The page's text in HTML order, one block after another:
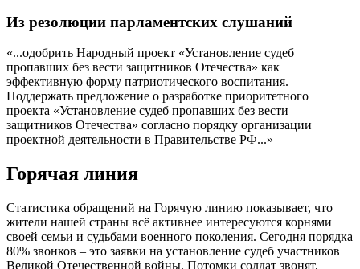
Из резолюции парламентских слушаний
«...одобрить Народный проект «Установление судеб
пропавших без вести защитников Отечества» как
эффективную форму патриотического воспитания.
Поддержать предложение о разработке приоритетного
проекта «Установление судеб пропавших без вести
защитников Отечества» согласно порядку организации
проектной деятельности в Правительстве РФ...»
Горячая линия
Статистика обращений на Горячую линию показывает, что
жители нашей страны всё активнее интересуются корнями
своей семьи и судьбами военного поколения. Сегодня порядка
80% звонков – это заявки на установление судеб участников
Великой Отечественной войны. Потомки солдат звонят,